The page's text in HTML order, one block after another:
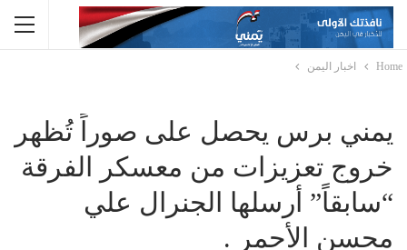
Home اخبار اليمن
يمني برس يحصل على صوراً تُظهر
خروج تعزيزات من معسكر الفرقة
“سابقاً” أرسلها الجنرال علي
محسن الأحمر .